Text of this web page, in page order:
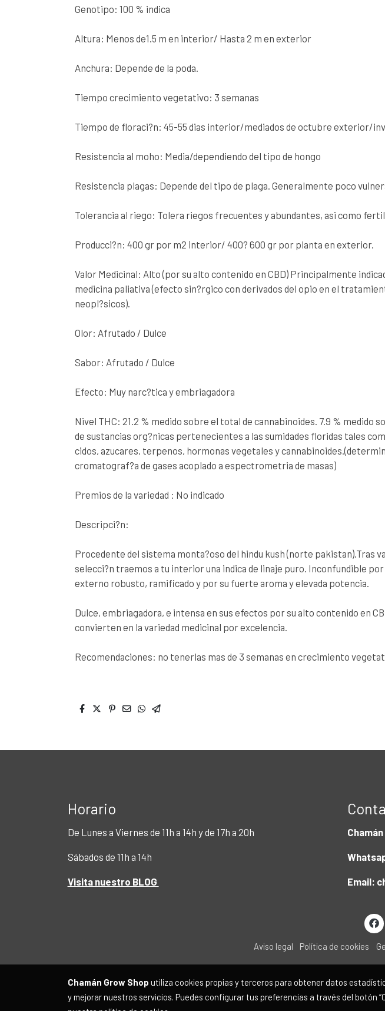
Genotipo: 100 % indica
Altura: Menos de1.5 m en interior/ Hasta 2 m en exterior
Anchura: Depende de la poda.
Tiempo crecimiento vegetativo: 3 semanas
Tiempo de floraci?n: 45-55 dias interior/mediados de octubre exterior/
Resistencia al moho: Media/dependiendo del tipo de hongo
Resistencia plagas: Depende del tipo de plaga. Generalmente poco
Tolerancia al riego: Tolera riegos frecuentes y abundantes, asi como
Producci?n: 400 gr por m2 interior/ 400? 600 gr por planta en exterior.
Valor Medicinal: Alto (por su alto contenido en CBD) Principalmente
medicina paliativa (efecto sin?rgico con derivados del opio en el
neopl?sicos).
Olor: Afrutado / Dulce
Sabor: Afrutado / Dulce
Efecto: Muy narc?tica y embriagadora
Nivel THC: 21.2 % medido sobre el total de cannabinoides. 7.9 % medido
de sustancias org?nicas pertenecientes a las sumidades floridas tales
cidos, azucares, terpenos, hormonas vegetales y
cromatograf?a de gases acoplado a espectrometria de masas)
Premios de la variedad : No indicado
Descripci?n:
Procedente del sistema monta?oso del hindu kush (norte pakistan).Tras
selecci?n traemos a tu interior una indica de linaje puro. Inconfundible
externo robusto, ramificado y por su fuerte aroma y elevada potencia.
Dulce, embriagadora, e intensa en sus efectos por su alto contenido en
convierten en la variedad medicinal por excelencia.
Recomendaciones: no tenerlas mas de 3 semanas en crecimiento
Horario
De Lunes a Viernes de 11h a 14h y de 17h a 20h
Sábados de 11h a 14h
Visita nuestro BLOG Email:
Aviso legal Política de cookies
Chamán Grow Shop utiliza cookies propias y terceros para obtener datos
y mejorar nuestros servicios. Puedes configurar tus preferencias a través del botón